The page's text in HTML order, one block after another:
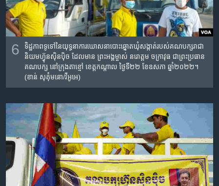
6
ទិដ្ឋភាព​ទូទៅ​នៃ​យុទ្ធនាការ​ឃោសនាបោះឆ្នោត​ឃុំសង្កាត់របស់​គណបក្ស​រាជា​
និយម​ហ្វ៊ុន​ស៊ិន​ប៉ិច​ ដែល​មាន​ ​​ព្រះអង្គម្ចាស់ នរោត្តម ចក្រា​វុធ​ ជា​ព្រះប្រធាន
គណបក្ស​ នៅក្រុង​តាខ្មៅ​ ខេត្តកណ្តាល ថ្ងៃទី​២២ ខែឧសភា ឆ្នាំ២០២២​។
(ខាន់​ សុគុំមនោ/វីអូអេ)